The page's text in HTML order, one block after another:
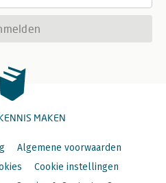
MAKEN
Algemene voorwaarden
Cookie instellingen